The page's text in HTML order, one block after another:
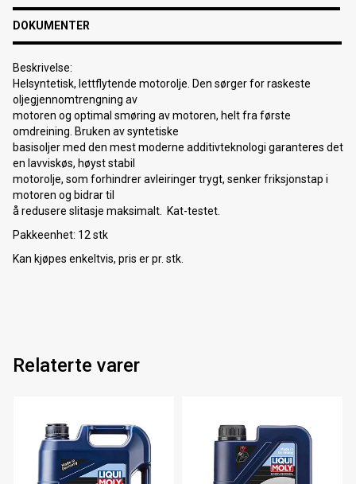
DOKUMENTER
Beskrivelse:
Helsyntetisk, lettflytende motorolje. Den sørger for raskeste
oljegjennomtrengning av
motoren og optimal smøring av motoren, helt fra første
omdreining. Bruken av syntetiske
basisoljer med den mest moderne additivteknologi garanteres det
en lavviskøs, høyst stabil
motorolje, som forhindrer avleiringer trygt, senker friksjonstap i
motoren og bidrar til
å redusere slitasje maksimalt. Kat-testet.
Pakkeenhet: 12 stk
Kan kjøpes enkeltvis, pris er pr. stk.
Relaterte varer